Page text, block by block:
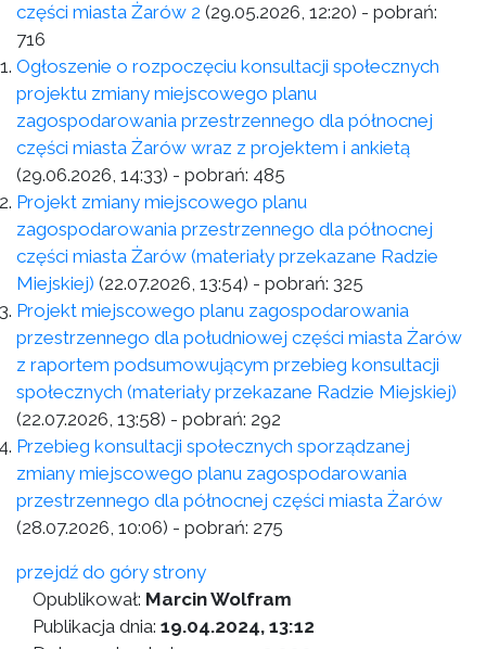
części miasta Żarów 2 (29.05.2026, 12:20) - pobrań:
716
Ogłoszenie o rozpoczęciu konsultacji społecznych
projektu zmiany miejscowego planu
zagospodarowania przestrzennego dla północnej
części miasta Żarów wraz z projektem i ankietą
(29.06.2026, 14:33) - pobrań: 485
Projekt zmiany miejscowego planu
zagospodarowania przestrzennego dla północnej
części miasta Żarów (materiały przekazane Radzie
Miejskiej) (22.07.2026, 13:54) - pobrań: 325
Projekt miejscowego planu zagospodarowania
przestrzennego dla południowej części miasta Żarów
z raportem podsumowującym przebieg konsultacji
społecznych (materiały przekazane Radzie Miejskiej)
(22.07.2026, 13:58) - pobrań: 292
Przebieg konsultacji społecznych sporządzanej
zmiany miejscowego planu zagospodarowania
przestrzennego dla północnej części miasta Żarów
(28.07.2026, 10:06) - pobrań: 275
przejdź do góry strony
Opublikował: Marcin Wolfram
Publikacja dnia: 19.04.2024, 13:12